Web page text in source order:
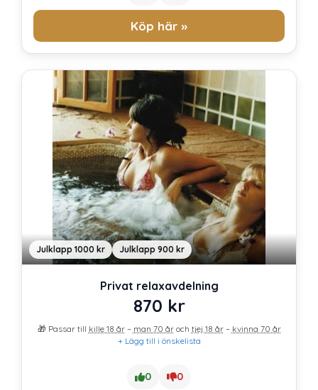
Köp här »
Julklapp 1000 kr Julklapp 900 kr
Privat relaxavdelning
870 kr
🎁 Passar till kille 18 år– man 70 åroch tjej 18 år– kvinna 70 år
+ Lägg till i önskelista
0 0